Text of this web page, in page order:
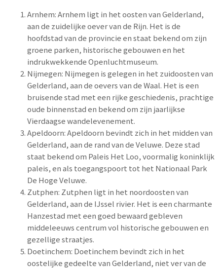
Arnhem: Arnhem ligt in het oosten van Gelderland,
aan de zuidelijke oever van de Rijn. Het is de
hoofdstad van de provincie en staat bekend om zijn
groene parken, historische gebouwen en het
indrukwekkende Openluchtmuseum.
Nijmegen: Nijmegen is gelegen in het zuidoosten van
Gelderland, aan de oevers van de Waal. Het is een
bruisende stad met een rijke geschiedenis, prachtige
oude binnenstad en bekend om zijn jaarlijkse
Vierdaagse wandelevenement.
Apeldoorn: Apeldoorn bevindt zich in het midden van
Gelderland, aan de rand van de Veluwe. Deze stad
staat bekend om Paleis Het Loo, voormalig koninklijk
paleis, en als toegangspoort tot het Nationaal Park
De Hoge Veluwe.
Zutphen: Zutphen ligt in het noordoosten van
Gelderland, aan de IJssel rivier. Het is een charmante
Hanzestad met een goed bewaard gebleven
middeleeuws centrum vol historische gebouwen en
gezellige straatjes.
Doetinchem: Doetinchem bevindt zich in het
oostelijke gedeelte van Gelderland, niet ver van de